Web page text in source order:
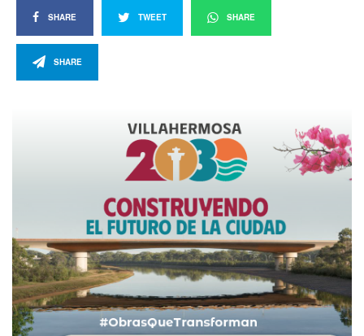
SHARE TWEET SHARE
SHARE